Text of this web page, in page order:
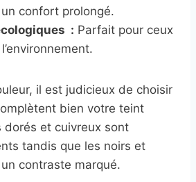
confort prolongé.
: Parfait pour ceux
il est judicieux de choisir
bien votre teint
dorés et cuivreux sont
tandis que les noirs et
contraste marqué.